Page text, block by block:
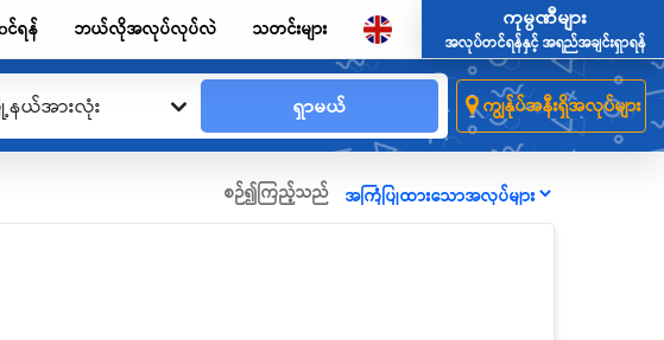
င်ရန် ဘယ်လိုအလုပ်လုပ်လဲ သတင်းများ
ကုမ္ပဏီများ
အလုပ်တင်ရန်နှင့် အရည်အချင်းရှာရန်
နယ်အားလုံး ရှာမယ် ကျွန်ုပ်အနီးရှိအလုပ်များ
စဉ်၍ကြည့်သည်